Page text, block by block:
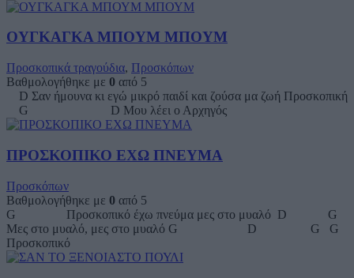
ΟΥΓΚΑΓΚΑ ΜΠΟΥΜ ΜΠΟΥΜ
Προσκοπικά τραγούδια, Προσκόπων
Βαθμολογήθηκε με 0 από 5
D Σαν ήμουνα κι εγώ μικρό παιδί και ζούσα μα ζωή Προσκοπική
G D Μου λέει ο Αρχηγός
ΠΡΟΣΚΟΠΙΚΟ ΕΧΩ ΠΝΕΥΜΑ
Προσκόπων
Βαθμολογήθηκε με 0 από 5
G Προσκοπικό έχω πνεύμα μες στο μυαλό D G
Μες στο μυαλό, μες στο μυαλό G D G G
Προσκοπικό